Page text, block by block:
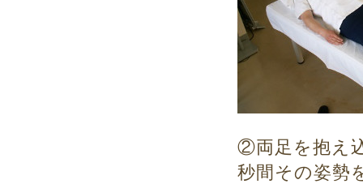
②両足を抱え
秒間その姿勢